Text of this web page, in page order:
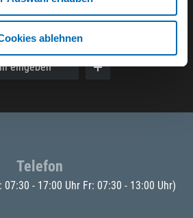
ablehnen
Newsletter
eingeben
Telefon
07:30 - 17:00 Uhr Fr: 07:30 - 13:00 Uhr)